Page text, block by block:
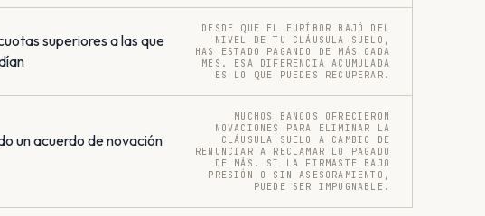
superiores a las que
DESDE QUE EL EURÍBOR BAJÓ DEL
NIVEL DE TU CLÁUSULA SUELO,
HAS ESTADO PAGANDO DE MÁS CADA
MES. ESA DIFERENCIA ACUMULADA
ES LO QUE PUEDES RECUPERAR.
un acuerdo de novación
MUCHOS BANCOS OFRECIERON
NOVACIONES PARA ELIMINAR LA
CLÁUSULA SUELO A CAMBIO DE
RENUNCIAR A RECLAMAR LO PAGADO
DE MÁS. SI LA FIRMASTE BAJO
PRESIÓN O SIN ASESORAMIENTO,
PUEDE SER IMPUGNABLE.